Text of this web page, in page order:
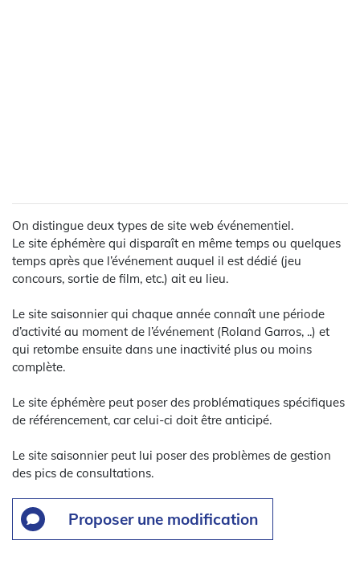
On distingue deux types de site web événementiel.
Le site éphémère qui disparaît en même temps ou quelques
temps après que l’événement auquel il est dédié (jeu
concours, sortie de film, etc.) ait eu lieu.
Le site saisonnier qui chaque année connaît une période
d’activité au moment de l’événement (Roland Garros, ..) et
qui retombe ensuite dans une inactivité plus ou moins
complète.
Le site éphémère peut poser des problématiques spécifiques
de référencement, car celui-ci doit être anticipé.
Le site saisonnier peut lui poser des problèmes de gestion
des pics de consultations.
Proposer une modification